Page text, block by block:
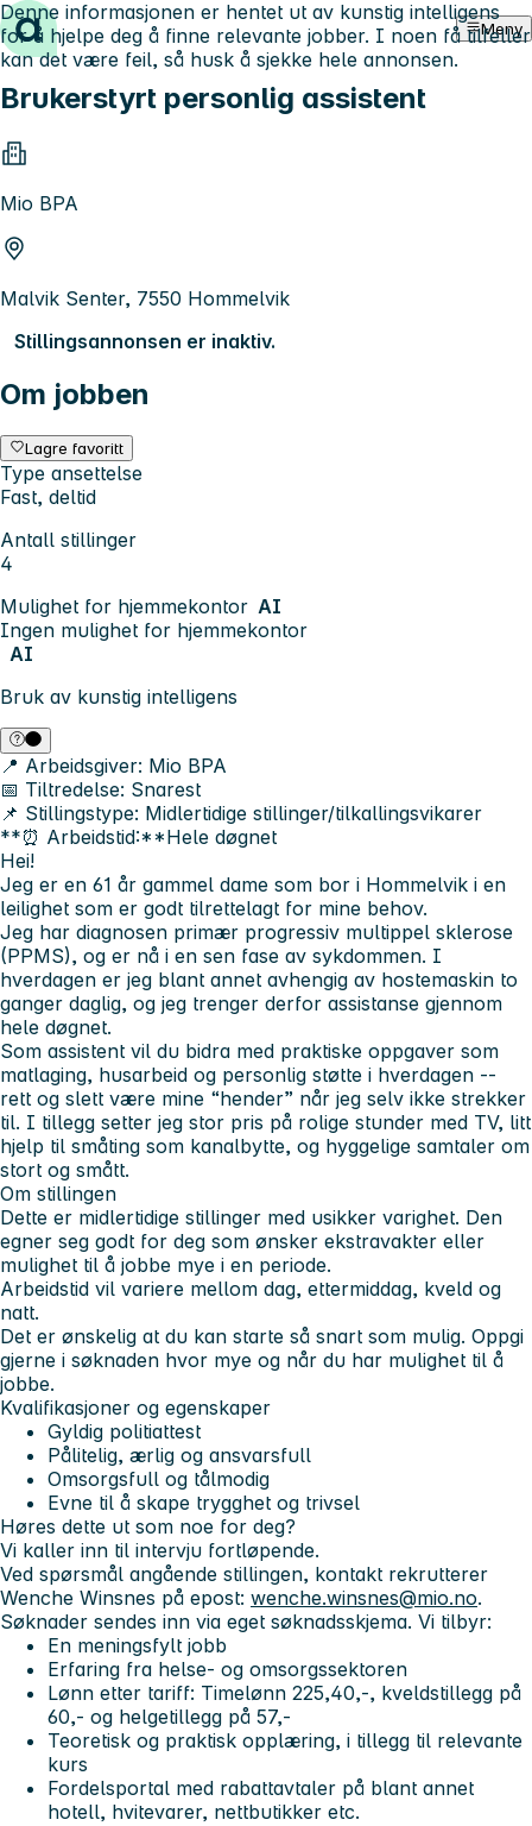
Hopp til innhold Meny
Brukerstyrt personlig assistent
Mio BPA
Malvik Senter, 7550 Hommelvik
Stillingsannonsen er inaktiv.
Om jobben
Lagre favoritt
Type ansettelse
Fast, deltid
Antall stillinger
4
Mulighet for hjemmekontor AI
Ingen mulighet for hjemmekontor
AI
Bruk av kunstig intelligens
Denne informasjonen er hentet ut av kunstig intelligens
for å hjelpe deg å finne relevante jobber. I noen få tilfeller
kan det være feil, så husk å sjekke hele annonsen.
📍 Arbeidsgiver: Mio BPA
📅 Tiltredelse: Snarest
📌 Stillingstype: Midlertidige stillinger/tilkallingsvikarer
**⏰ Arbeidstid:**Hele døgnet
Hei!
Jeg er en 61 år gammel dame som bor i Hommelvik i en
leilighet som er godt tilrettelagt for mine behov.
Jeg har diagnosen primær progressiv multippel sklerose
(PPMS), og er nå i en sen fase av sykdommen. I
hverdagen er jeg blant annet avhengig av hostemaskin to
ganger daglig, og jeg trenger derfor assistanse gjennom
hele døgnet.
Som assistent vil du bidra med praktiske oppgaver som
matlaging, husarbeid og personlig støtte i hverdagen --
rett og slett være mine “hender” når jeg selv ikke strekker
til. I tillegg setter jeg stor pris på rolige stunder med TV, litt
hjelp til småting som kanalbytte, og hyggelige samtaler om
stort og smått.
Om stillingen
Dette er midlertidige stillinger med usikker varighet. Den
egner seg godt for deg som ønsker ekstravakter eller
mulighet til å jobbe mye i en periode.
Arbeidstid vil variere mellom dag, ettermiddag, kveld og
natt.
Det er ønskelig at du kan starte så snart som mulig. Oppgi
gjerne i søknaden hvor mye og når du har mulighet til å
jobbe.
Kvalifikasjoner og egenskaper
Gyldig politiattest
Pålitelig, ærlig og ansvarsfull
Omsorgsfull og tålmodig
Evne til å skape trygghet og trivsel
Høres dette ut som noe for deg?
Vi kaller inn til intervju fortløpende.
Ved spørsmål angående stillingen, kontakt rekrutterer
Wenche Winsnes på epost: wenche.winsnes@mio.no.
Søknader sendes inn via eget søknadsskjema. Vi tilbyr:
En meningsfylt jobb
Erfaring fra helse- og omsorgssektoren
Lønn etter tariff: Timelønn 225,40,-, kveldstillegg på
60,- og helgetillegg på 57,-
Teoretisk og praktisk opplæring, i tillegg til relevante
kurs
Fordelsportal med rabattavtaler på blant annet
hotell, hvitevarer, nettbutikker etc.